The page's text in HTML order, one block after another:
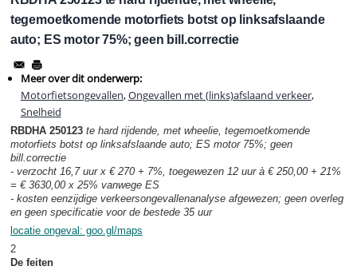
tegemoetkomende motorfiets botst op linksafslaande
auto; ES motor 75%; geen bill.correctie
Meer over dit onderwerp:
Motorfietsongevallen,Ongevallen met (links)afslaand verkeer,
Snelheid
RBDHA 250123 te hard rijdende, met wheelie, tegemoetkomende
motorfiets botst op linksafslaande auto; ES motor 75%; geen
bill.correctie
- verzocht 16,7 uur x € 270 + 7%, toegewezen 12 uur à € 250,00 + 21%
= € 3630,00 x 25% vanwege ES
- kosten eenzijdige verkeersongevallenanalyse afgewezen; geen overleg
en geen specificatie voor de bestede 35 uur
locatie ongeval: goo.gl/maps
2
De feiten